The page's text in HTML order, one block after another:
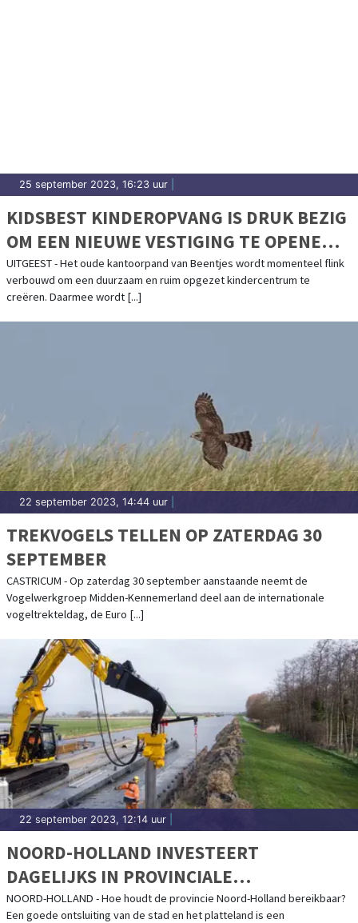
25 september 2023, 16:23 uur
KIDSBEST KINDEROPVANG IS DRUK BEZIG
OM EEN NIEUWE VESTIGING TE OPENEN
AAN DE GEESTERWEG 6A IN UITGEEST
UITGEEST - Het oude kantoorpand van Beentjes wordt momenteel flink
verbouwd om een duurzaam en ruim opgezet kindercentrum te
creëren. Daarmee wordt [...]
22 september 2023, 14:44 uur
TREKVOGELS TELLEN OP ZATERDAG 30
SEPTEMBER
CASTRICUM - Op zaterdag 30 september aanstaande neemt de
Vogelwerkgroep Midden-Kennemerland deel aan de internationale
vogeltrekteldag, de Euro [...]
22 september 2023, 12:14 uur
NOORD-HOLLAND INVESTEERT
DAGELIJKS IN PROVINCIALE
INFRASTRUCTUUR
NOORD-HOLLAND - Hoe houdt de provincie Noord-Holland bereikbaar?
Een goede ontsluiting van de stad en het platteland is een